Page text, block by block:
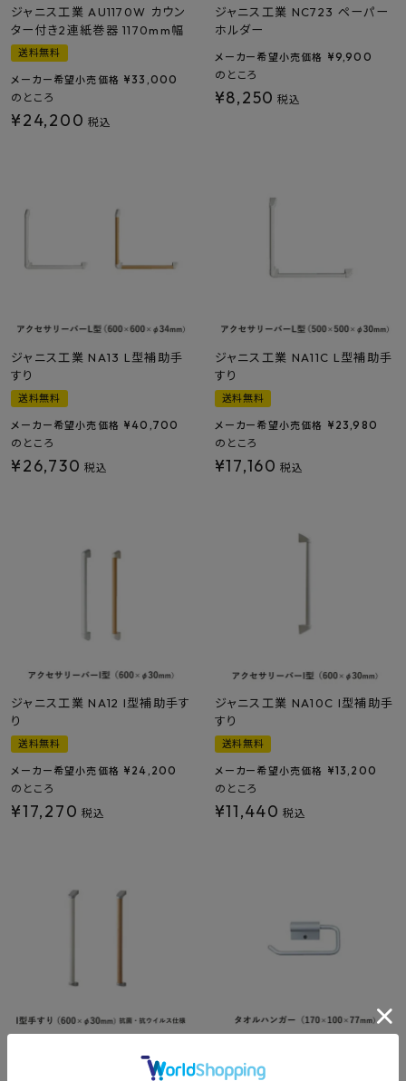
ジャニス工業 AU1170W カウン
ター付き2連紙巻器 1170mm幅
送料無料
メーカー希望小売価格 ¥ 33,000
のところ
¥24,200 税込
ジャニス工業 NC723 ペーパー
ホルダー
メーカー希望小売価格 ¥9,900
のところ
¥8,250 税込
ジャニス工業 NA13 L型補助手
すり
送料無料
メーカー希望小売価格 ¥40,700
のところ
¥26,730 税込
ジャニス工業 NA11C L型補助手
すり
送料無料
メーカー希望小売価格 ¥ 23,980
のところ
¥17,160 税込
ジャニス工業 NA12 I型補助手す
り
送料無料
メーカー希望小売価格 ¥ 24,200
のところ
¥17,270 税込
ジャニス工業 NA10C I型補助手
すり
送料無料
メーカー希望小売価格 ¥13,200
のところ
¥11,440 税込
ガー